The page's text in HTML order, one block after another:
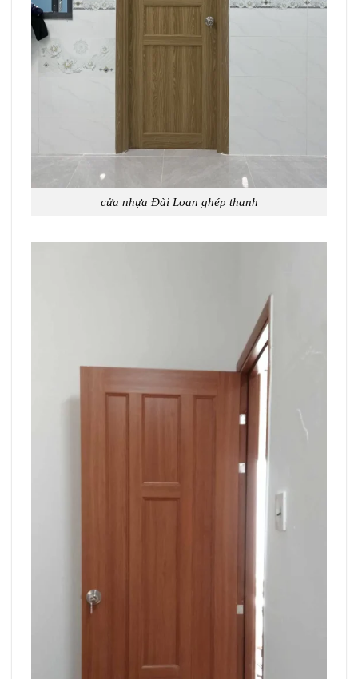
cửa nhựa Đài Loan ghép thanh